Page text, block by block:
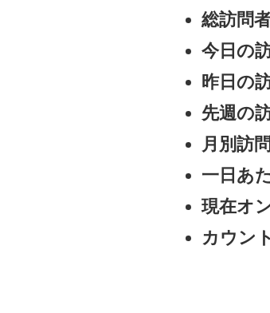
総訪問
今日の
昨日の
先週の
月別訪
一日あ
現在オ
カウン